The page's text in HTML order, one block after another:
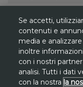
Gli sconti
degli ultimi
non
Se accetti,
contenuti e
media e
inoltre
con i nostri
analisi. Tutti i dati
con la nostra la